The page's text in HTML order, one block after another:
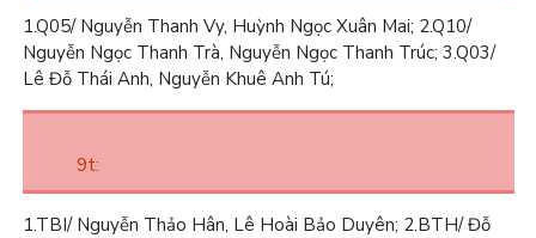
1.Q05/ Nguyễn Thanh Vy, Huỳnh Ngọc Xuân Mai; 2.Q10/
Nguyễn Ngọc Thanh Trà, Nguyễn Ngọc Thanh Trúc; 3.Q03/
Lê Đỗ Thái Anh, Nguyễn Khuê Anh Tú;
9t:
1.TBI/ Nguyễn Thảo Hân, Lê Hoài Bảo Duyên; 2.BTH/ Đỗ